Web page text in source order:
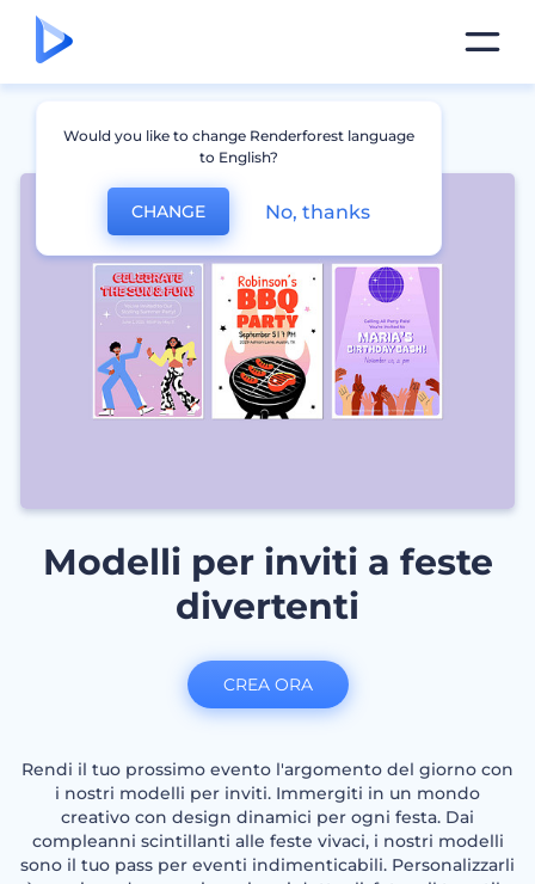
Modelli per inviti a feste
divertenti
Rendi il tuo prossimo evento l'argomento del giorno con
i nostri modelli per inviti. Immergiti in un mondo
creativo con design dinamici per ogni festa. Dai
compleanni scintillanti alle feste vivaci, i nostri modelli
sono il tuo pass per eventi indimenticabili. Personalizzarli
CREA ORA
Would you like to change Renderforest language
to English?
CHANGE No, thanks